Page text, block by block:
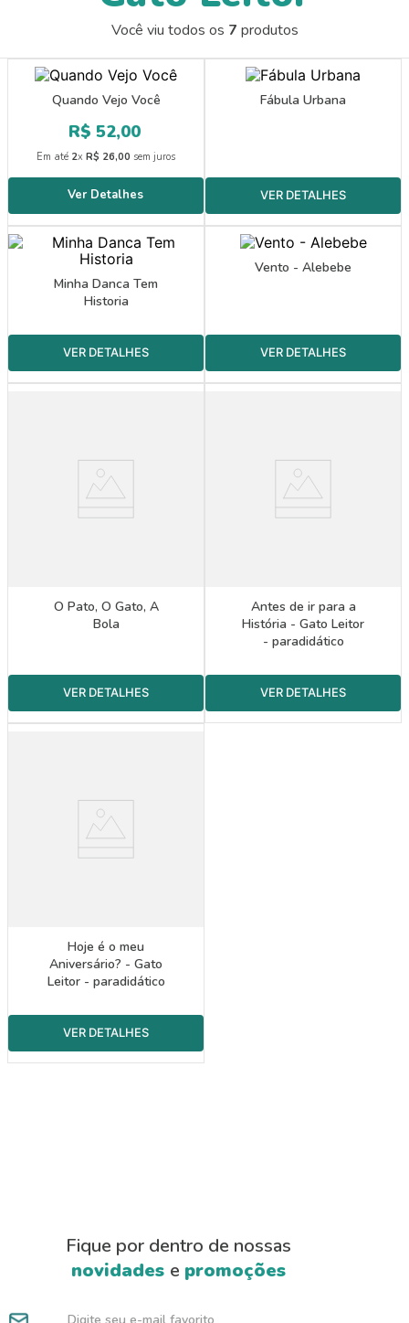
Você viu todos os 7 produtos
Quando Vejo Você
R$ 52,00
Em até 2x R$ 26,00 sem juros
Fábula Urbana
Minha Danca Tem
Historia
Vento - Alebebe
O Pato, O Gato, A
Bola
Antes de ir para a
História - Gato Leitor
- paradidático
Hoje é o meu
Aniversário? - Gato
Leitor - paradidático
Fique por dentro de nossas
novidades e promoções